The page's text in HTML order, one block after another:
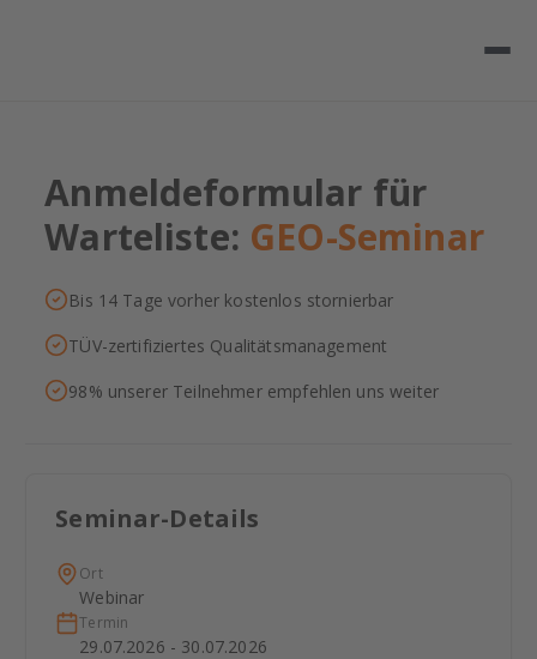
Anmeldeformular für
Warteliste: GEO-Seminar
Bis 14 Tage vorher kostenlos stornierbar
TÜV-zertifiziertes Qualitätsmanagement
98% unserer Teilnehmer empfehlen uns weiter
Seminar-Details
Ort
Webinar
Termin
29.07.2026 - 30.07.2026